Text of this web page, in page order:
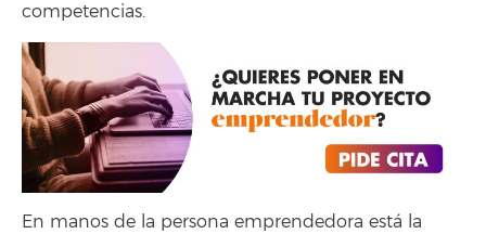
competencias.
En manos de la persona emprendedora está la